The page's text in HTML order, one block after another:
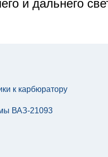
и дальнего
к карбюратору
ВАЗ-21093